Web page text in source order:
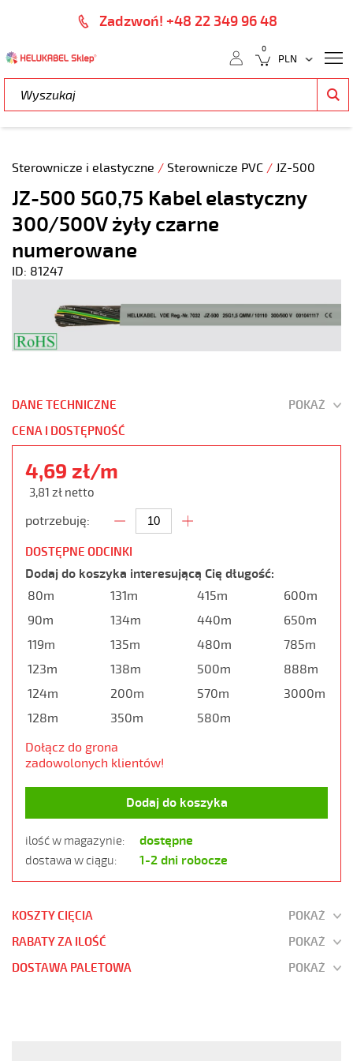
Zadzwoń! +48 22 349 96 48
0
Sterownicze i elastyczne / Sterownicze PVC / JZ-500
JZ-500 5G0,75 Kabel elastyczny
300/500V żyły czarne
numerowane
ID: 81247
DANE TECHNICZNE
POKAŻ
CENA I DOSTĘPNOŚĆ
4,69 zł/m
3,81 zł netto
potrzebuję:
DOSTĘPNE ODCINKI
Dodaj do koszyka interesującą Cię długość:
80m
90m
119m
123m
124m
128m
131m
134m
135m
138m
200m
350m
415m
440m
480m
500m
570m
580m
600m
650m
785m
888m
3000m
Dołącz do grona
zadowolonych klientów!
Dodaj do koszyka
ilość w magazynie: dostępne
dostawa w ciągu: 1-2 dni robocze
KOSZTY CIĘCIA
POKAŻ
RABATY ZA ILOŚĆ
POKAŻ
DOSTAWA PALETOWA
POKAŻ